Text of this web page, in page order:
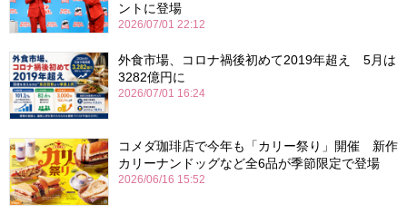
ントに登場
2026/07/01 22:12
外食市場、コロナ禍後初めて2019年超え 5月は
3282億円に
2026/07/01 16:24
コメダ珈琲店で今年も「カリー祭り」開催 新作
カリーナンドッグなど全6品が季節限定で登場
2026/06/16 15:52